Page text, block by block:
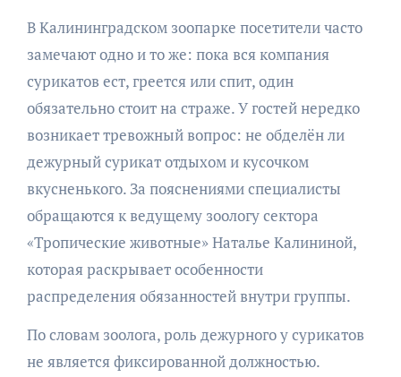
В Калининградском зоопарке посетители часто
замечают одно и то же: пока вся компания
сурикатов ест, греется или спит, один
обязательно стоит на страже. У гостей нередко
возникает тревожный вопрос: не обделён ли
дежурный сурикат отдыхом и кусочком
вкусненького. За пояснениями специалисты
обращаются к ведущему зоологу сектора
«Тропические животные» Наталье Калининой,
которая раскрывает особенности
распределения обязанностей внутри группы.
По словам зоолога, роль дежурного у сурикатов
не является фиксированной должностью.